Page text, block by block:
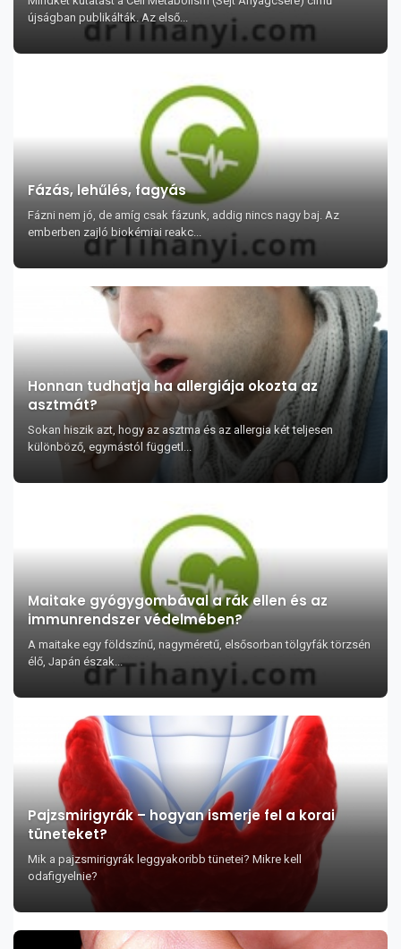
újságban publikálták. Az első...
Fázás, lehűlés, fagyás
Fázni nem jó, de amíg csak fázunk, addig nincs nagy baj. Az
emberben zajló biokémiai reakc...
Honnan tudhatja ha allergiája okozta az
asztmát?
Sokan hiszik azt, hogy az asztma és az allergia két teljesen
különböző, egymástól függetl...
Maitake gyógygombával a rák ellen és az
immunrendszer védelmében?
A maitake egy földszínű, nagyméretű, elsősorban tölgyfák törzsén
élő, Japán észak...
Pajzsmirigyrák – hogyan ismerje fel a korai
tüneteket?
Mik a pajzsmirigyrák leggyakoribb tünetei? Mikre kell
odafigyelnie?